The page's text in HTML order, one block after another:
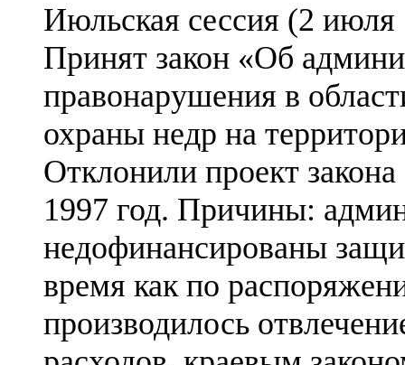
Июльская сессия (2 июля
Принят закон «Об
правонарушения в
охраны недр на
Отклонили проект
1997 год. Причины:
недофинансированы
время как по
производилось